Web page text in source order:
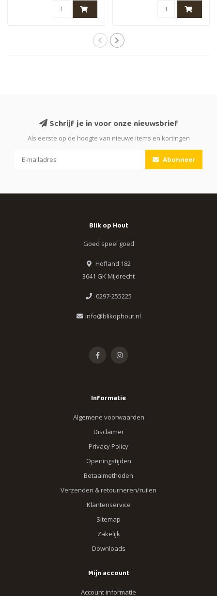
Schrijf je in voor onze nieuwsbrief
Als eerste op de hoogte van nieuwe items en kortingen
Abonneer
Blik op Hout
Goed speel goed
Hofland 182
3641 GK Mijdrecht
0297-255225
info@blikophout.nl
Informatie
Algemene voorwaarden
Disclaimer
Privacy Policy
Openingstijden
Betaalmethoden
Verzenden & retourneren/ruilen
Klantenservice
Sitemap
Zakelijk
Downloads
Mijn account
Account informatie